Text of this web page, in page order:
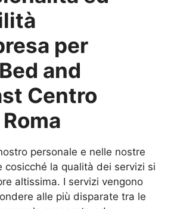
per
and
Centro
personale e nelle nostre
cosicché la qualità dei servizi si
altissima. I servizi vengono
alle più disparate tra le